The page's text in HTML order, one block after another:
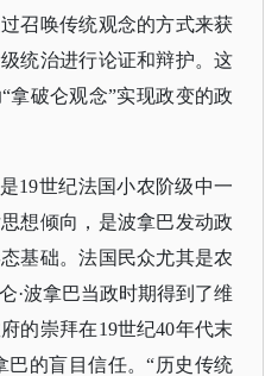
召唤传统观念的方式来获
统治进行论证和辩护。这
拿破仑观念”实现政变的政
19世纪法国小农阶级中一
想倾向，是波拿巴发动政
基础。法国民众尤其是农
·波拿巴当政时期得到了维
的崇拜在19世纪40年代末
巴的盲目信任。“历史传统